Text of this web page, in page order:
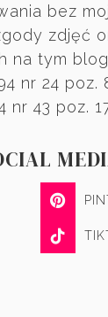
bez
zdjęć
na tym
nr 24 poz.
nr 43 poz.